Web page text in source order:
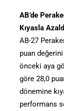
AB’de
Kıyasla
AB-27
puan
önceki aya
göre 28,0
dönemine
performans